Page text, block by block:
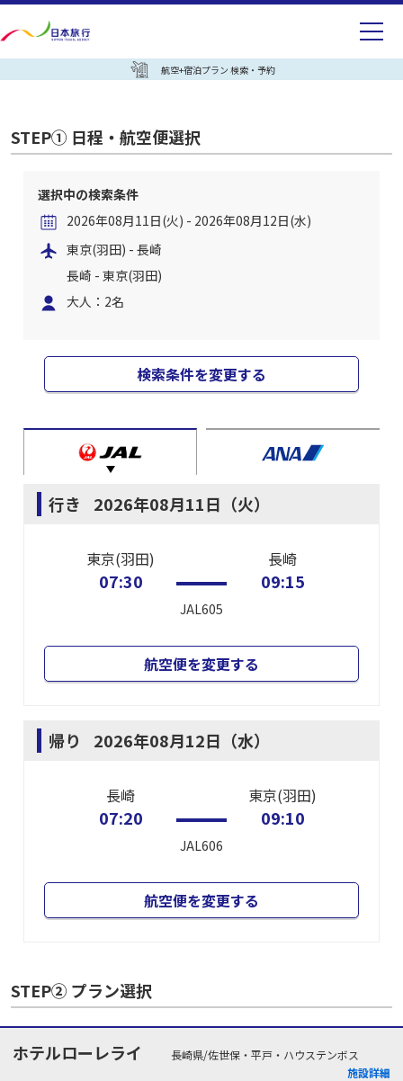
航空+宿泊プラン 検索・予約
STEP① 日程・航空便選択
選択中の検索条件
2026年08月11日(火) - 2026年08月12日(水)
東京(羽田) - 長崎
長崎 - 東京(羽田)
大人：2名
検索条件を変更する
行き 2026年08月11日（火）
東京(羽田)
07:30
JAL605
長崎
09:15
航空便を変更する
帰り 2026年08月12日（水）
長崎
07:20
JAL606
東京(羽田)
09:10
航空便を変更する
STEP② プラン選択
ホテルローレライ
長崎県/佐世保・平戸・ハウステンボス
施設詳細